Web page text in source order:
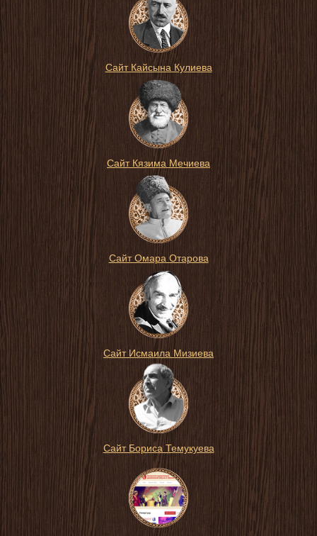
Сайт Кайсына Кулиева
Сайт Кязима Мечиева
Сайт Омара Отарова
Сайт Исмаила Мизиева
Сайт Бориса Темукуева